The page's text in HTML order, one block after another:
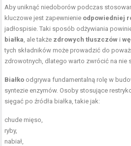
Aby uniknąć niedoborów podczas
kluczowe jest zapewnienie odpowiedniej
jadłospisie. Taki sposób odżywiania
białka, ale także zdrowych tłuszczów i
tych składników może prowadzić do
zdrowotnych, dlatego warto zwrócić na nie
Białko odgrywa fundamentalną rolę w
syntezie enzymów. Osoby stosujące
sięgać po źródła białka, takie jak:
chude mięso,
ryby,
nabiał,